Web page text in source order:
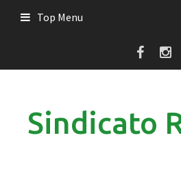
Top Menu
Sindicato